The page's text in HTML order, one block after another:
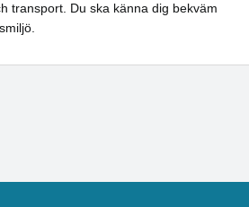
transport. Du ska känna dig bekväm